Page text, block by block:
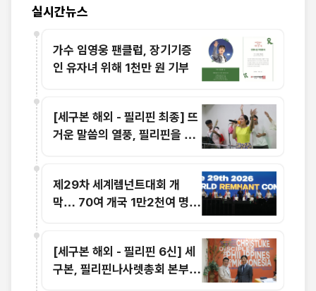
실시간뉴스
가수 임영웅 팬클럽, 장기기증
인 유자녀 위해 1천만 원 기부
[세구본 해외 - 필리핀 최종] 뜨
거운 말씀의 열풍, 필리핀을 감
제29차 세계렘넌트대회 개
막… 70여 개국 1만2천여 명
[세구본 해외 - 필리핀 6신] 세
구본, 필리핀나사렛총회 본부